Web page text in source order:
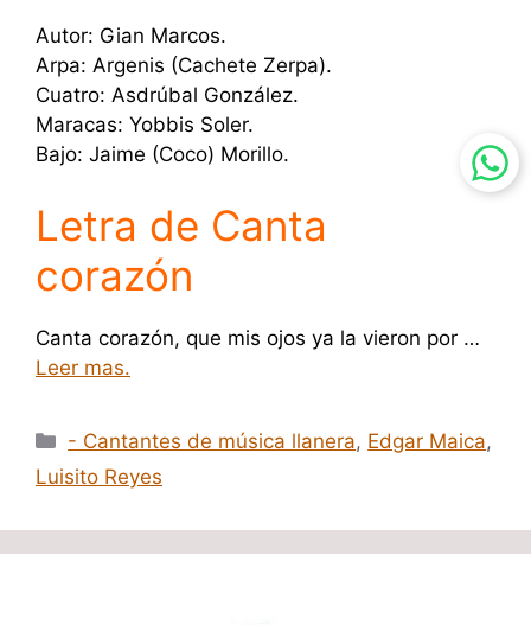
Autor: Gian Marcos.
Arpa: Argenis (Cachete Zerpa).
Cuatro: Asdrúbal González.
Maracas: Yobbis Soler.
Bajo: Jaime (Coco) Morillo.
Letra de Canta
corazón
Canta corazón, que mis ojos ya la vieron por …
Leer mas.
Categorías
- Cantantes de música llanera, Edgar Maica,
Luisito Reyes